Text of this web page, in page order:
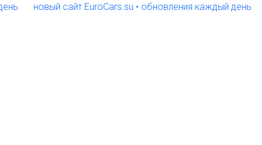
новый сайт EuroCars.su • обновления каждый день